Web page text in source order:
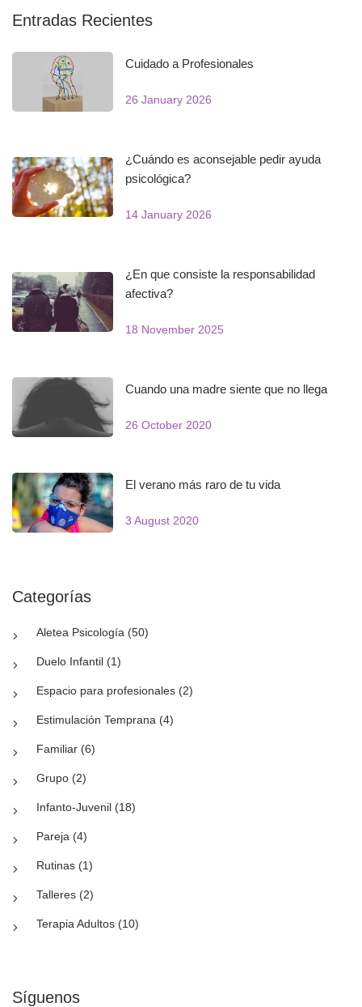
Entradas Recientes
Cuidado a Profesionales
26 January 2026
¿Cuándo es aconsejable pedir ayuda
psicológica?
14 January 2026
¿En que consiste la responsabilidad
afectiva?
18 November 2025
Cuando una madre siente que no llega
26 October 2020
El verano más raro de tu vida
3 August 2020
Categorías
Aletea Psicología (50)
Duelo Infantil (1)
Espacio para profesionales (2)
Estimulación Temprana (4)
Familiar (6)
Grupo (2)
Infanto-Juvenil (18)
Pareja (4)
Rutinas (1)
Talleres (2)
Terapia Adultos (10)
Síguenos